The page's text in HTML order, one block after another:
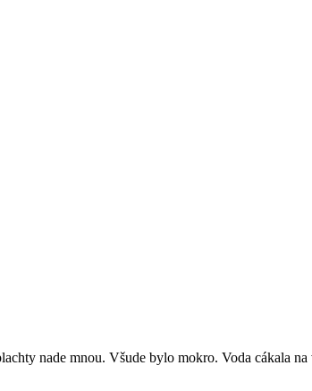
nade mnou. Všude bylo mokro. Voda cákala